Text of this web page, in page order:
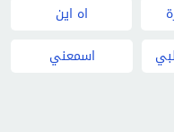
اه اين
اسمعني